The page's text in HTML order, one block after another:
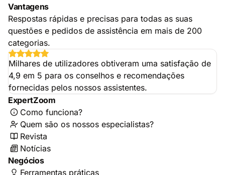
Vantagens
Respostas rápidas e precisas para todas as suas
questões e pedidos de assistência em mais de 200
categorias.
Milhares de utilizadores obtiveram uma satisfação de
4,9 em 5 para os conselhos e recomendações
fornecidas pelos nossos assistentes.
ExpertZoom
Como funciona?
Quem são os nossos especialistas?
Revista
Notícias
Negócios
Ferramentas práticas